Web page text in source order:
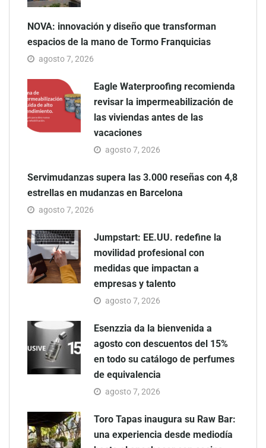
NOVA: innovación y diseño que transforman
espacios de la mano de Tormo Franquicias
agosto 7, 2026
Eagle Waterproofing recomienda
revisar la impermeabilización de
las viviendas antes de las
vacaciones
agosto 7, 2026
Servimudanzas supera las 3.000 reseñas con 4,8
estrellas en mudanzas en Barcelona
agosto 7, 2026
Jumpstart: EE.UU. redefine la
movilidad profesional con
medidas que impactan a
empresas y talento
agosto 7, 2026
Esenzzia da la bienvenida a
agosto con descuentos del 15%
en todo su catálogo de perfumes
de equivalencia
agosto 7, 2026
Toro Tapas inaugura su Raw Bar:
una experiencia desde mediodía